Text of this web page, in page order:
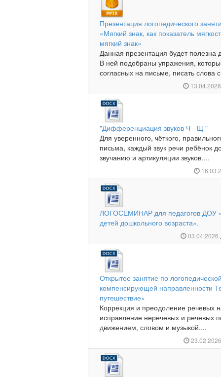
Презентация логопедического
«Мягкий знак, как показатель
мягкий знак»
Данная презентация будет
В ней подобраны упражения,
согласных на письме, писать слова
"Дифференциация звуков Ч - Щ "
Для уверенного, чёткого,
письма, каждый звук речи ребёнок
звучанию и артикуляции звуков....
ЛОГОСЕМИНАР для педагогов ДОУ
детей дошкольного возраста».
03.04.2026
Открытое занятие по
компенсирующей направленности
путешествие»
Коррекция и преодоление речевых
исправление неречевых и речевых
движением, словом и музыкой....